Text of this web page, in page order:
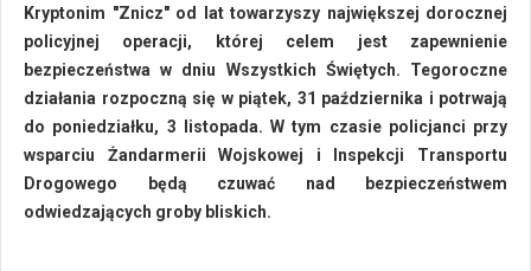
Kryptonim "Znicz" od lat towarzyszy największej dorocznej
policyjnej operacji, której celem jest zapewnienie
bezpieczeństwa w dniu Wszystkich Świętych. Tegoroczne
działania rozpoczną się w piątek, 31 października i potrwają
do poniedziałku, 3 listopada. W tym czasie policjanci przy
wsparciu Żandarmerii Wojskowej i Inspekcji Transportu
Drogowego będą czuwać nad bezpieczeństwem
odwiedzających groby bliskich.